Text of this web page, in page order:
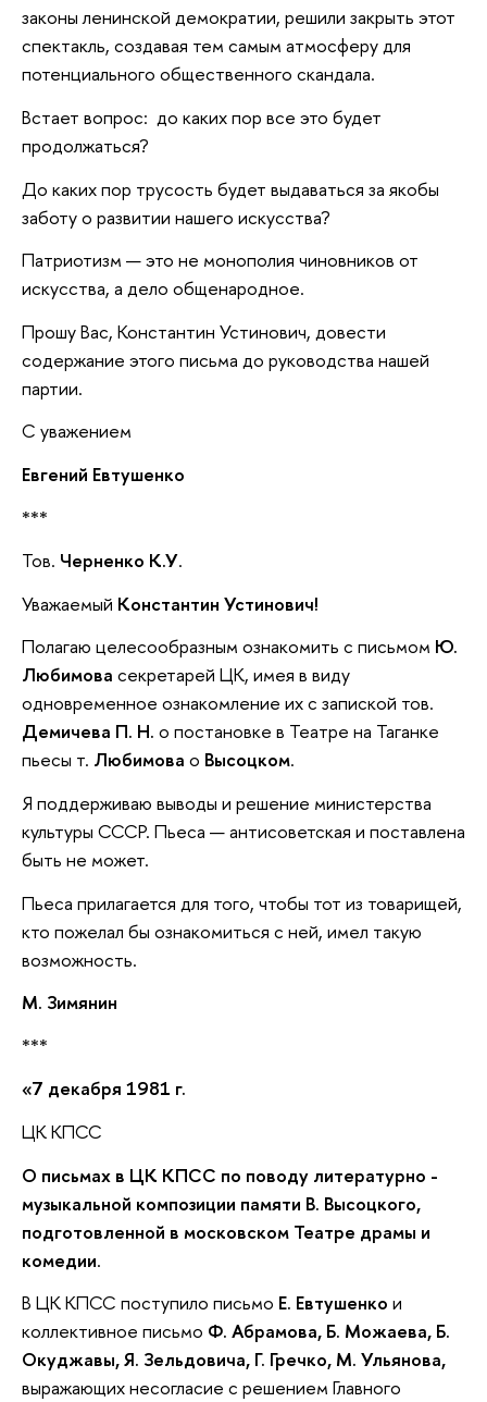
законы ленинской демократии, решили закрыть этот
спектакль, создавая тем самым атмосферу для
потенциального общественного скандала.
Встает вопрос: до каких пор все это будет
продолжаться?
До каких пор трусость будет выдаваться за якобы
заботу о развитии нашего искусства?
Патриотизм — это не монополия чиновников от
искусства, а дело общенародное.
Прошу Вас, Константин Устинович, довести
содержание этого письма до руководства нашей
партии.
С уважением
Евгений Евтушенко
***
Тов. Черненко К.У.
Уважаемый Константин Устинович!
Полагаю целесообразным ознакомить с письмом Ю.
Любимова секретарей ЦК, имея в виду
одновременное ознакомление их с запиской тов.
Демичева П. Н. о постановке в Театре на Таганке
пьесы т. Любимова о Высоцком.
Я поддерживаю выводы и решение министерства
культуры СССР. Пьеса — антисоветская и поставлена
быть не может.
Пьеса прилагается для того, чтобы тот из товарищей,
кто пожелал бы ознакомиться с ней, имел такую
возможность.
М. Зимянин
***
«7 декабря 1981 г.
ЦК КПСС
О письмах в ЦК КПСС по поводу литературно -
музыкальной композиции памяти В. Высоцкого,
подготовленной в московском Театре драмы и
комедии.
В ЦК КПСС поступило письмо Е. Евтушенко и
коллективное письмо Ф. Абрамова, Б. Можаева, Б.
Окуджавы, Я. Зельдовича, Г. Гречко, М. Ульянова,
выражающих несогласие с решением Главного